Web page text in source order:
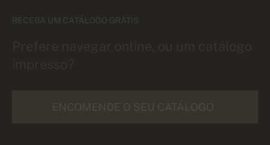
RECEBA UM CATÁLOGO GRÁTIS